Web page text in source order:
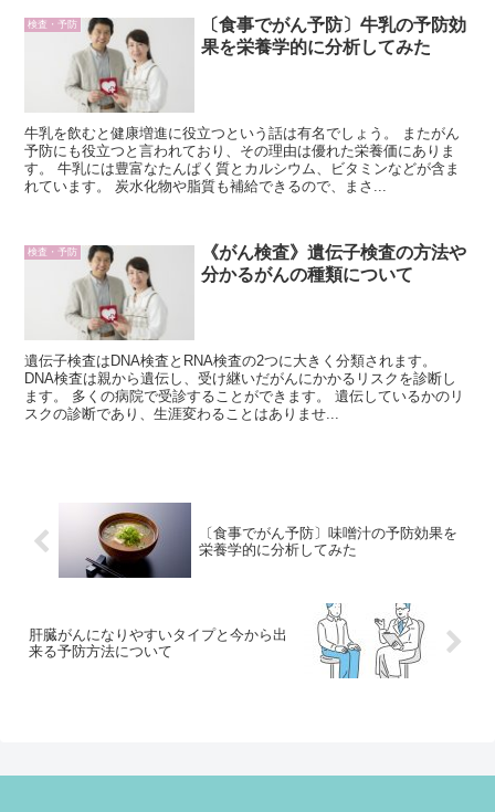
検査・予防
〔食事でがん予防〕牛乳の予防効
果を栄養学的に分析してみた
牛乳を飲むと健康増進に役立つという話は有名でしょう。 またがん
予防にも役立つと言われており、その理由は優れた栄養価にありま
す。 牛乳には豊富なたんぱく質とカルシウム、ビタミンなどが含ま
れています。 炭水化物や脂質も補給できるので、まさ...
検査・予防
《がん検査》遺伝子検査の方法や
分かるがんの種類について
遺伝子検査はDNA検査とRNA検査の2つに大きく分類されます。
DNA検査は親から遺伝し、受け継いだがんにかかるリスクを診断し
ます。 多くの病院で受診することができます。 遺伝しているかのリ
スクの診断であり、生涯変わることはありませ...
〔食事でがん予防〕味噌汁の予防効果を
栄養学的に分析してみた
肝臓がんになりやすいタイプと今から出
来る予防方法について